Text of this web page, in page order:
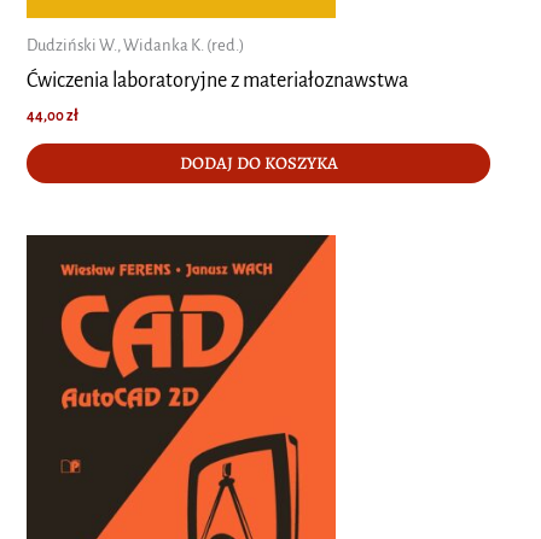
Dudziński W., Widanka K. (red.)
Ćwiczenia laboratoryjne z materiałoznawstwa
44,00zł
DODAJ DO KOSZYKA